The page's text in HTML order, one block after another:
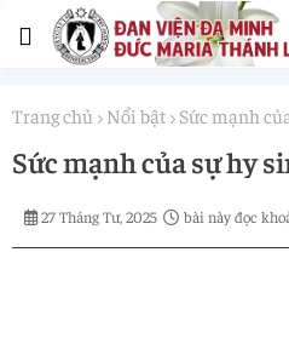
Trang chủ Nổi bật Sức mạnh
Sức mạnh của sự hy
27 Tháng Tư, 2025 bài này đọc